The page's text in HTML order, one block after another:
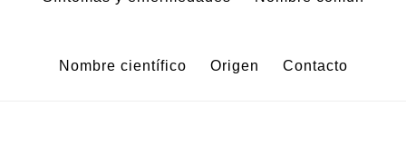
Nombre científico Origen Contacto